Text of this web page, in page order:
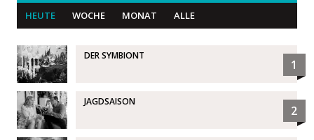
HEUTE WOCHE MONAT ALLE
DER SYMBIONT
1
JAGDSAISON
2